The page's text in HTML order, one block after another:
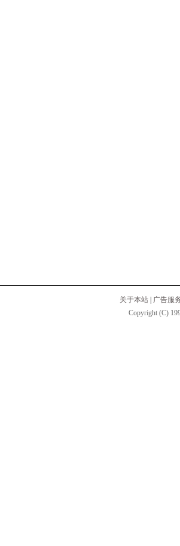
关于本站
广告服
Copyright (C)